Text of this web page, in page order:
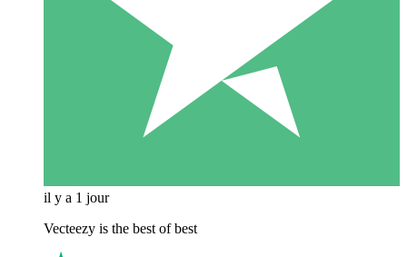
il y a 1 jour
Vecteezy is the best of best